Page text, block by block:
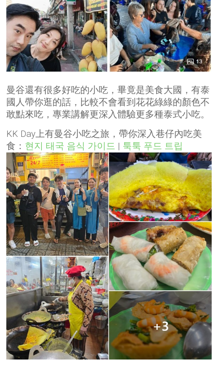
曼谷還有很多好吃的小吃，畢竟是美食大國，有泰
國人帶你逛的話，比較不會看到花花綠綠的顏色不
敢點來吃，專業講解更深入體驗更多種泰式小吃。
KK Day上有曼谷小吃之旅，帶你深入巷仔內吃美
食： 현지 태국 음식 가이드 | 툭툭 푸드 트립